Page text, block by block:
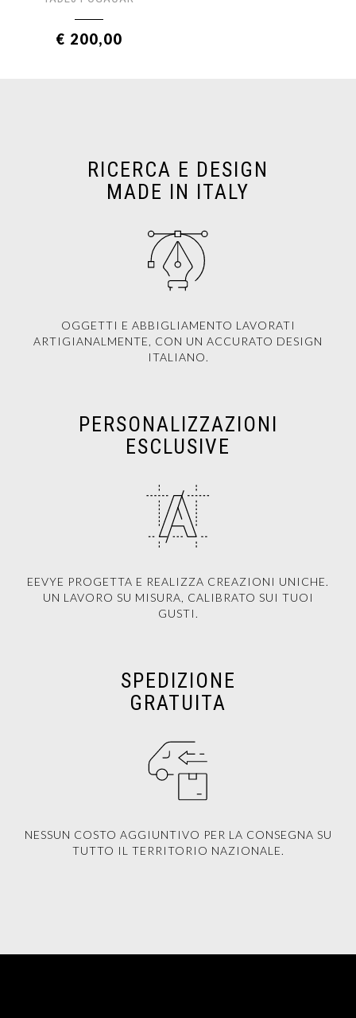
€ 200,00
RICERCA E DESIGN
MADE IN ITALY
OGGETTI E ABBIGLIAMENTO LAVORATI
ARTIGIANALMENTE, CON UN ACCURATO DESIGN
ITALIANO.
PERSONALIZZAZIONI
ESCLUSIVE
EEVYE PROGETTA E REALIZZA CREAZIONI UNICHE.
UN LAVORO SU MISURA, CALIBRATO SUI TUOI
GUSTI.
SPEDIZIONE
GRATUITA
NESSUN COSTO AGGIUNTIVO PER LA CONSEGNA SU
TUTTO IL TERRITORIO NAZIONALE.